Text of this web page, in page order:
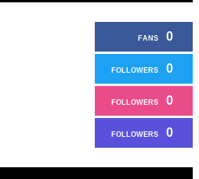
0
FANS
0
FOLLOWERS
0
FOLLOWERS
0
FOLLOWERS